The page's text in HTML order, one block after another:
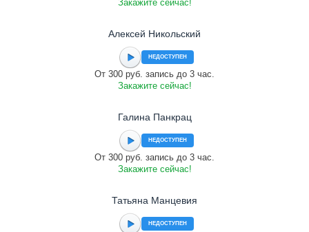
Закажите сейчас!
Алексей Никольский
НЕДОСТУПЕН
От 300 руб. запись до 3 час.
Закажите сейчас!
Галина Панкрац
НЕДОСТУПЕН
От 300 руб. запись до 3 час.
Закажите сейчас!
Татьяна Манцевия
НЕДОСТУПЕН